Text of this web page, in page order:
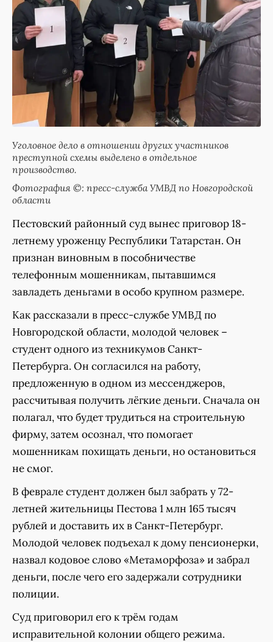
Уголовное дело в отношении других участников
преступной схемы выделено в отдельное
производство.
Фотография ©: пресс-служба УМВД по Новгородской
области
Пестовский районный суд вынес приговор 18-
летнему уроженцу Республики Татарстан. Он
признан виновным в пособничестве
телефонным мошенникам, пытавшимся
завладеть деньгами в особо крупном размере.
Как рассказали в пресс-службе УМВД по
Новгородской области, молодой человек –
студент одного из техникумов Санкт-
Петербурга. Он согласился на работу,
предложенную в одном из мессенджеров,
рассчитывая получить лёгкие деньги. Сначала он
полагал, что будет трудиться на строительную
фирму, затем осознал, что помогает
мошенникам похищать деньги, но остановиться
не смог.
В феврале студент должен был забрать у 72-
летней жительницы Пестова 1 млн 165 тысяч
рублей и доставить их в Санкт-Петербург.
Молодой человек подъехал к дому пенсионерки,
назвал кодовое слово «Метаморфоза» и забрал
деньги, после чего его задержали сотрудники
полиции.
Суд приговорил его к трëм годам
исправительной колонии общего режима.